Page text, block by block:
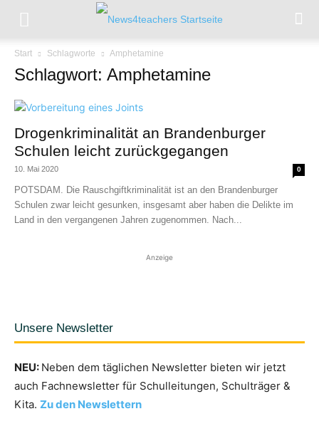
Start Schlagworte Amphetamine
Schlagwort: Amphetamine
Drogenkriminalität an Brandenburger
Schulen leicht zurückgegangen
10. Mai 2020 0
POTSDAM. Die Rauschgiftkriminalität ist an den Brandenburger
Schulen zwar leicht gesunken, insgesamt aber haben die Delikte im
Land in den vergangenen Jahren zugenommen. Nach...
Anzeige
Unsere Newsletter
NEU: Neben dem täglichen Newsletter bieten wir jetzt
auch Fachnewsletter für Schulleitungen, Schulträger &
Kita. Zu den Newslettern